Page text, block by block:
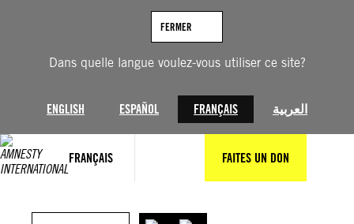
Dans quelle langue voulez-vous utiliser ce site?
ENGLISH ESPAÑOL FRANÇAIS العربية
FERMER
FRANÇAIS FAITES UN DON